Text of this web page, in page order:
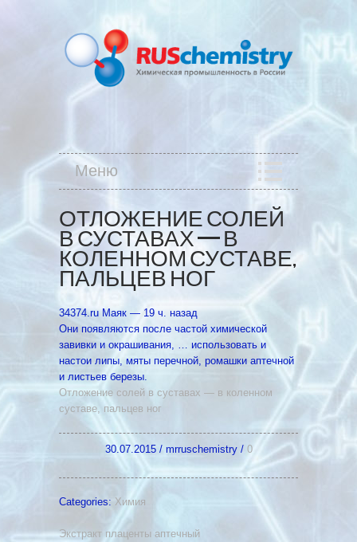
Меню
ОТЛОЖЕНИЕ СОЛЕЙ
В СУСТАВАХ — В
КОЛЕННОМ СУСТАВЕ,
ПАЛЬЦЕВ НОГ
34374.ru Маяк‎ — 19 ч. назад
Они появляются после частой химической
завивки и окрашивания, … использовать и
настои липы, мяты перечной, ромашки аптечной
и листьев березы.
Отложение солей в суставах — в коленном
суставе, пальцев ног
30.07.2015/ mrruschemistry/ 0
Categories: Химия
Экстракт плаценты аптечный